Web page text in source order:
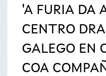
'A FURIA DA
CENTRO
GALEGO EN
COA